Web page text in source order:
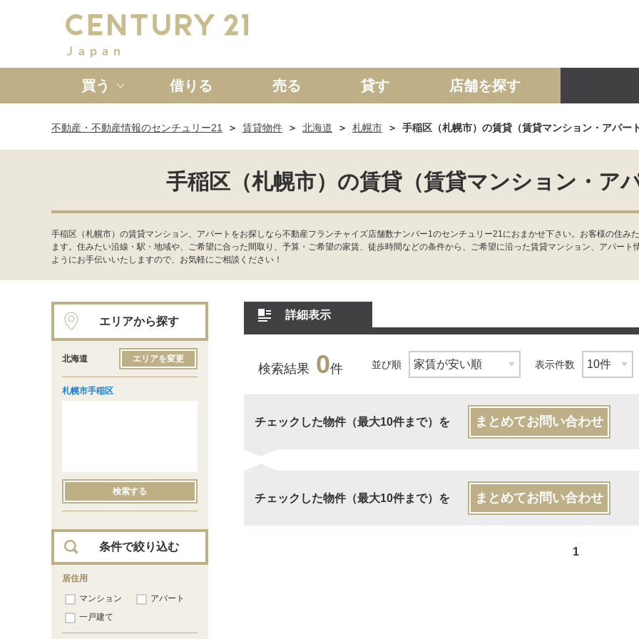
買う
新築一戸建て 中古一戸建て マンション 土地 事業投資用
借りる 売る 貸す 店舗を探す
不動産・不動産情報のセンチュリー21 賃貸物件 北海道 札幌市 手稲区（札幌市）の賃貸（賃貸マンション・アパー
手稲区（札幌市）の賃貸（賃貸マンション・ア
手稲区（札幌市）の賃貸マンション、アパートをお探しなら不動産フランチャイズ店舗数ナンバー1のセンチュリー21におまかせ下さい。お客様の住
ます。住みたい沿線・駅・地域や、ご希望に合った間取り、予算・ご希望の家賃、徒歩時間などの条件から、ご希望に沿った賃貸マンション、アパー
ようにお手伝いいたしますので、お気軽にご相談ください！
詳細表示
検索結果 0件 並び順 表示件数
チェックした物件（最大10件まで）を まとめてお問い合わせ
チェックした物件（最大10件まで）を まとめてお問い合わせ
1
エリアから探す
北海道 エリアを変更
札幌市手稲区
検索する
条件で絞り込む
居住用
マンション
アパート
一戸建て